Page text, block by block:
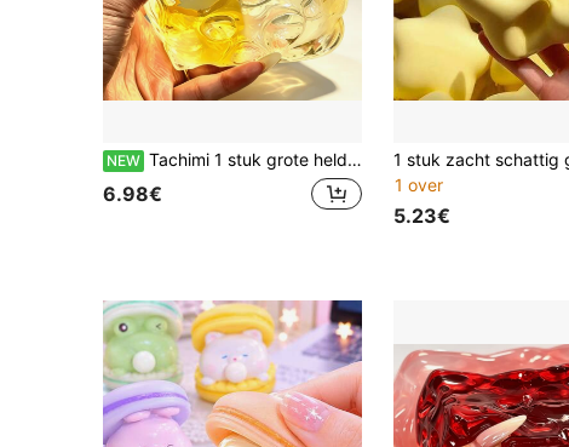
NEW Tachimi 1 stuk grote heldere vierkante kaas squishies, gladde gelei langzaam terugspringend knijpspeeltje, rustgevende stressverlichtende squishys, schattig zacht sensorisch bureaubladornament speelgoed--Squishy-Squishys-Squishies-Squishy Toys-Crunchy Squishy Knijp Reusachtige Kaas
6.98€
1 over
5.23€